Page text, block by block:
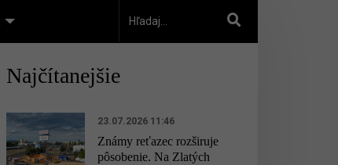
Najčítanejšie
23.07.2026 11:46
Známy reťazec rozširuje
pôsobenie. Na Zlatých